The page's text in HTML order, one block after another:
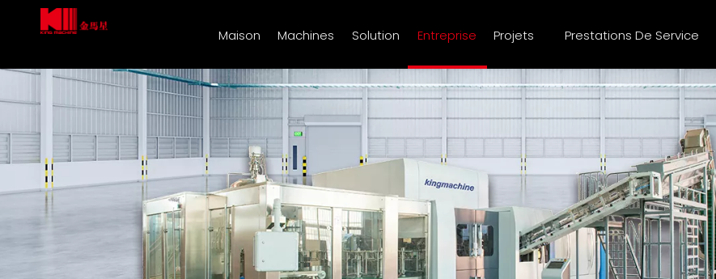
Maison Machines Solution Entreprise Projets Prestations De Service